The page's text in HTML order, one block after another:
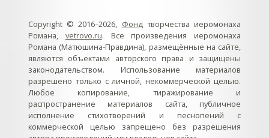
Copyright © 2016–2026, Фондтворчества иеромонаха
Романа, vetrovo.ru. Все произведения иеромонаха
Романа (Матюшина-Правдина), размещённые на сайте,
являются объектами авторского права и защищены
законодательством. Использование материалов
разрешено только с личной, некоммерческой целью.
Любое копирование, тиражирование и
распространение материалов сайта, публичное
исполнение стихотворений и песнопений с
коммерческой целью запрещено без разрешения